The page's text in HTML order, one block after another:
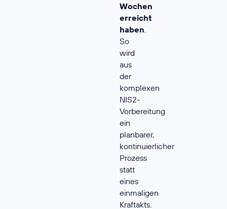
Wochen
erreicht
haben
So
wird
aus
der
komplexen
NIS2-
Vorbereitung
ein
planbarer,
kontinuierlicher
Prozess
statt
eines
einmaligen
Kraftakts.